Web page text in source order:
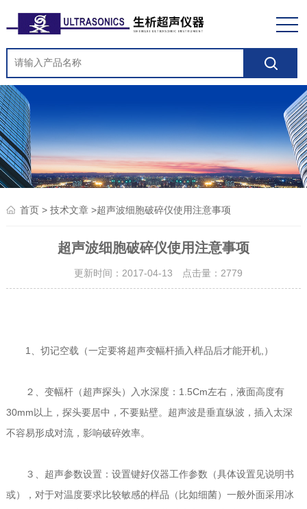
首页> 技术文章>超声波细胞破碎仪使用注意事项
超声波细胞破碎仪使用注意事项
更新时间：2017-04-13 点击量： 2779
1、切记空载（一定要将超声变幅杆插入样品后才能开机,）
２、变幅杆（超声探头）入水深度：1.5Cm左右，液面高度有
30mm以上，探头要居中，不要贴壁。超声波是垂直纵波，插入太深
不容易形成对流，影响破碎效率。
３、超声参数设置：设置键好仪器工作参数（具体设置见说明书
或），对于对温度要求比较敏感的样品（比如细菌）一般外面采用冰